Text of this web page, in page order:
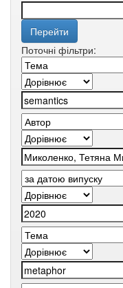
Поточні фільтри: